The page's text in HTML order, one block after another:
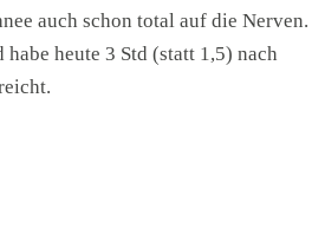
auch schon total auf die Nerven.
heute 3 Std (statt 1,5) nach